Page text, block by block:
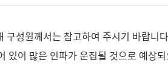
구성원께서는 참고하여 주시기 바랍니
어 많은 인파가 운집될 것으로 예상